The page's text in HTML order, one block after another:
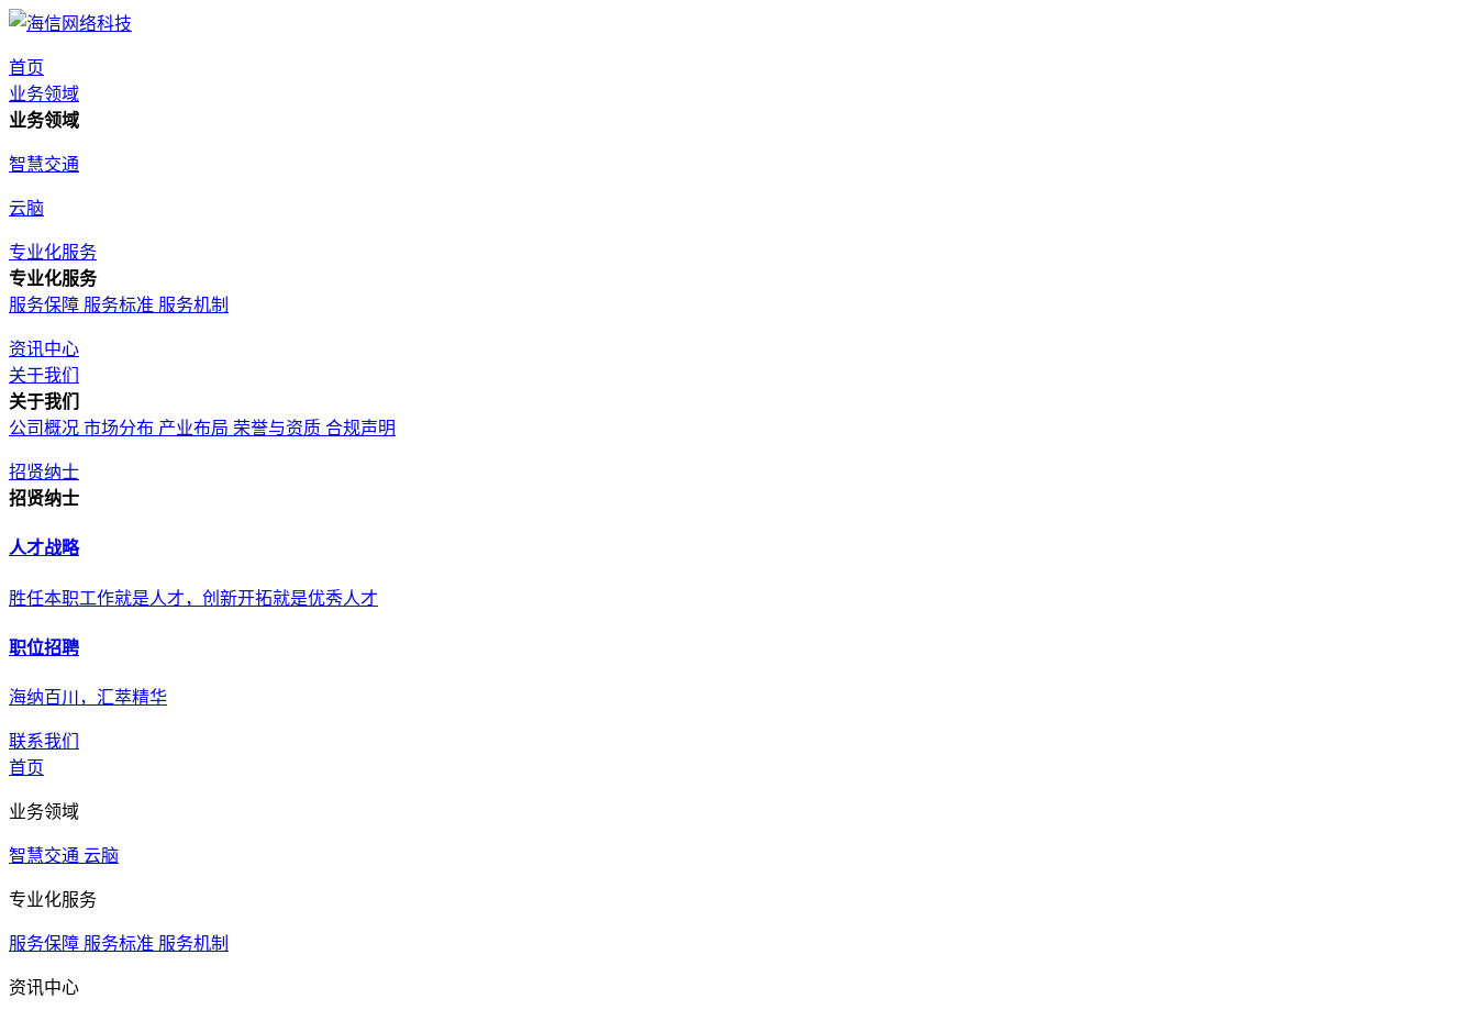
首页
业务领域
业务领域
智慧交通
云脑
专业化服务
专业化服务
服务保障 服务标准 服务机制
资讯中心
关于我们
关于我们
公司概况 市场分布 产业布局 荣誉与资质 合规声明
招贤纳士
招贤纳士
人才战略
胜任本职工作就是人才，创新开拓就是优秀人才
职位招聘
海纳百川，汇萃精华
联系我们
首页
业务领域
智慧交通 云脑
专业化服务
服务保障 服务标准 服务机制
资讯中心